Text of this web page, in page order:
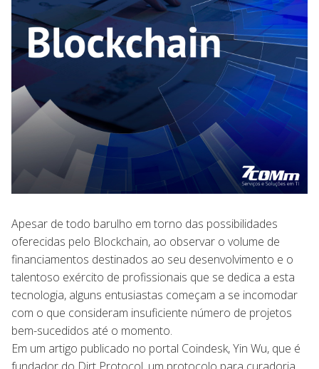
Apesar de todo barulho em torno das possibilidades
oferecidas pelo Blockchain, ao observar o volume de
financiamentos destinados ao seu desenvolvimento e o
talentoso exército de profissionais que se dedica a esta
tecnologia, alguns entusiastas começam a se incomodar
com o que consideram insuficiente número de projetos
bem-sucedidos até o momento.
Em um artigo publicado no portal Coindesk, Yin Wu, que é